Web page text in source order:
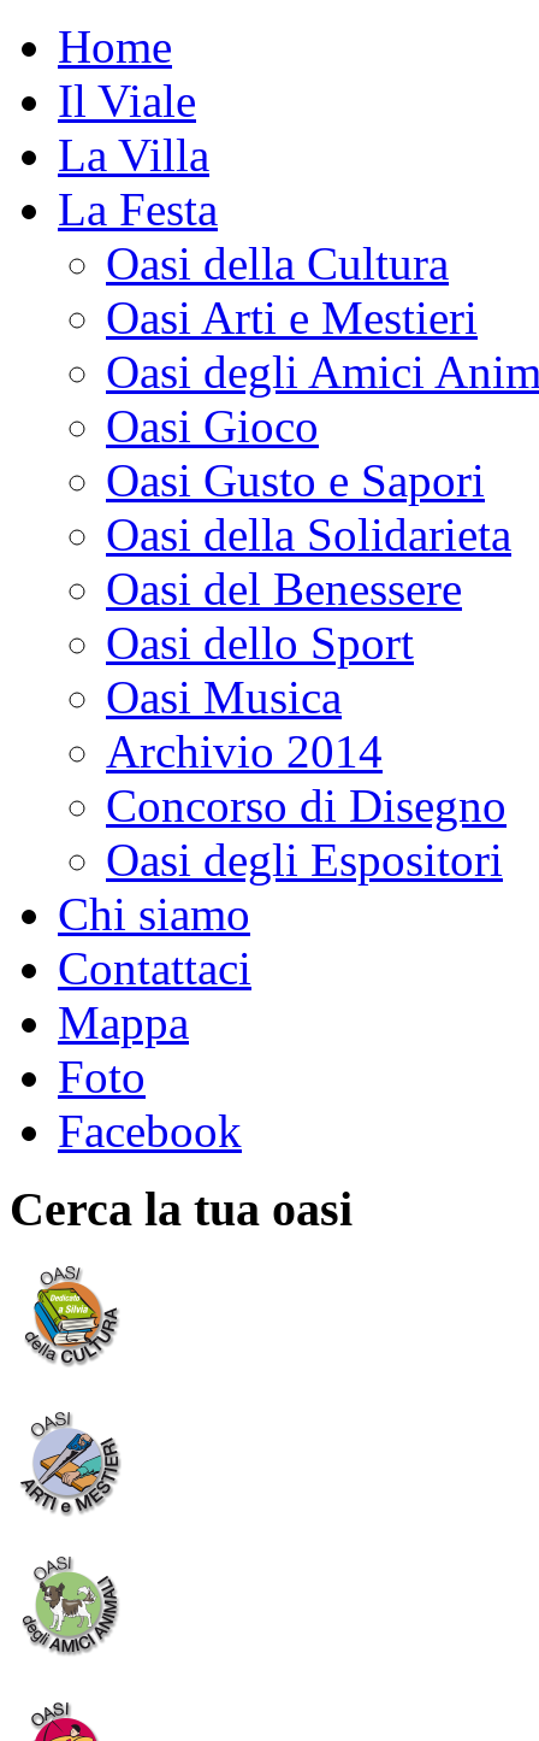
Home
Il Viale
La Villa
La Festa
Oasi della Cultura
Oasi Arti e Mestieri
Oasi degli Amici
Oasi Gioco
Oasi Gusto e Sapori
Oasi della Solidarieta
Oasi del Benessere
Oasi dello Sport
Oasi Musica
Archivio 2014
Concorso di Disegno
Oasi degli Espositori
Chi siamo
Contattaci
Mappa
Foto
Facebook
Cerca la tua oasi